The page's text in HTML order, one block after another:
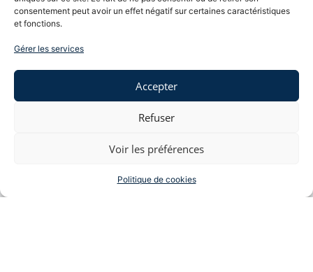
consentement peut avoir un effet négatif sur certaines caractéristiques
et fonctions.
Gérer les services
Accepter
Refuser
Voir les préférences
Politique de cookies
Rupture conventionnelle d’un contrat de travail à durée
indéterminée
unephase d’entretien
incidence de l’absence d’entretien